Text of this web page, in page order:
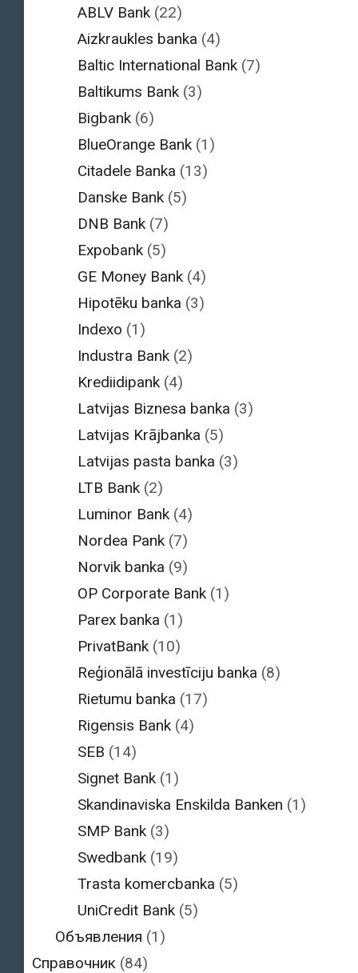
ABLV Bank (22)
Aizkraukles banka (4)
Baltic International Bank (7)
Baltikums Bank (3)
Bigbank (6)
BlueOrange Bank (1)
Citadele Banka (13)
Danske Bank (5)
DNB Bank (7)
Expobank (5)
GE Money Bank (4)
Hipotēku banka (3)
Indexo (1)
Industra Bank (2)
Krediidipank (4)
Latvijas Biznesa banka (3)
Latvijas Krājbanka (5)
Latvijas pasta banka (3)
LTB Bank (2)
Luminor Bank (4)
Nordea Pank (7)
Norvik banka (9)
OP Corporate Bank (1)
Parex banka (1)
PrivatBank (10)
Reģionālā investīciju banka (8)
Rietumu banka (17)
Rigensis Bank (4)
SEB (14)
Signet Bank (1)
Skandinaviska Enskilda Banken (1)
SMP Bank (3)
Swedbank (19)
Trasta komercbanka (5)
UniCredit Bank (5)
Объявления (1)
Справочник (84)